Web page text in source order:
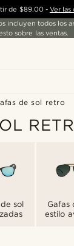
de $89.00- Ver las
incluyen todos los
sobre las ventas.
de sol retro
sol
Gafas
estilo